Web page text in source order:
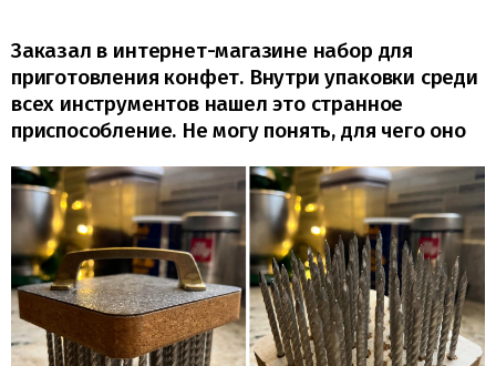
Заказал в интернет-магазине набор для
приготовления конфет. Внутри упаковки среди
всех инструментов нашел это странное
приспособление. Не могу понять, для чего оно